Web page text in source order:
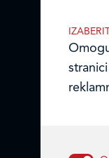
Ulica Julija
10000
TEL: +385